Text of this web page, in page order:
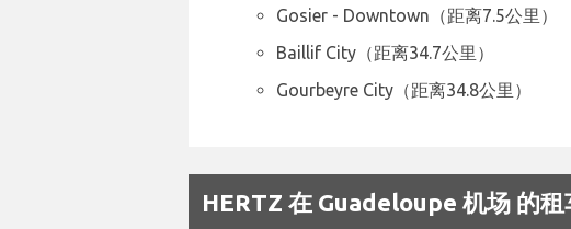
Gosier - Downtown（距离7.5公里）
Baillif City（距离34.7公里）
Gourbeyre City（距离34.8公里）
HERTZ 在 Guadeloupe 机场 的租